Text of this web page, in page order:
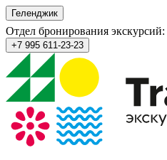
Геленджик
Отдел бронирования экскурсий:
+7 995 611-23-23